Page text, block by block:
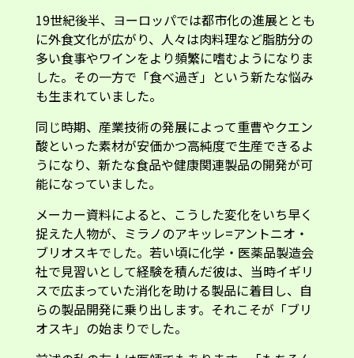
19世紀後半、ヨーロッパでは都市化の進展ととも
に外食文化が広がり、人々は肉料理など脂肪分の
多い食事やワインをより頻繁に嗜むようになりま
した。その一方で「食べ過ぎ」という新たな悩み
も生まれていました。
同じ時期、産業技術の発展によって重曹やクエン
酸といった素材が安価かつ高純度で生産できるよ
うになり、新たな食品や健康関連製品の開発が可
能になっていました。
メーカー資料によると、こうした変化をいち早く
捉えた人物が、ミラノのアキッレ=アントニオ・
ブリオスキでした。若い頃に化学・医薬品製造会
社で見習いとして経験を積んだ彼は、当時イギリ
スで広まっていた消化を助ける製品に着目し、自
らの製品開発に乗り出します。それこそが「ブリ
オスキ」の始まりでした。